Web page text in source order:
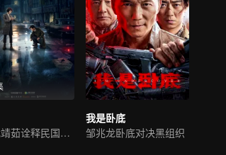
白宇尤靖茹诠释民国侦探范
我是卧底
邹兆龙卧底对决黑组织